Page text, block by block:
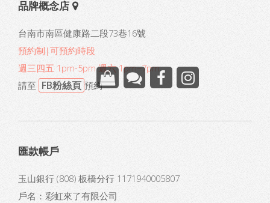
品牌概念店
台南市南區健康路二段73巷16號
預約制|可預約時段
週三四五 1pm-5pm 週六 1pm~7pm
請至 FB粉絲頁 預約
匯款帳戶
玉山銀行 (808) 板橋分行 1171940005807
戶名：彩虹來了有限公司